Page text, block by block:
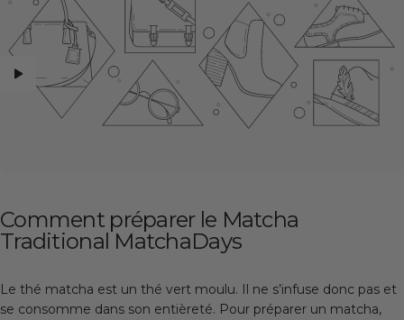
Comment préparer le Matcha
Traditional MatchaDays
Le thé matcha est un thé vert moulu. Il ne s’infuse donc pas et
se consomme dans son entièreté. Pour préparer un matcha,